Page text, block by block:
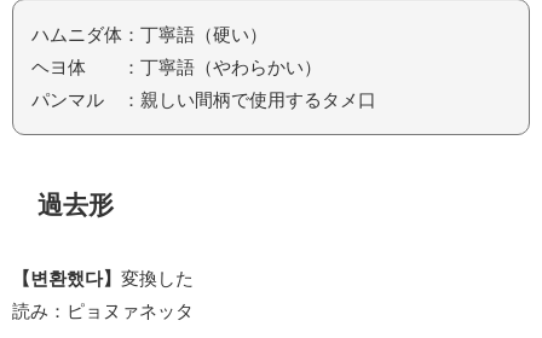
ハムニダ体：丁寧語（硬い）
ヘヨ体 ：丁寧語（やわらかい）
パンマル ：親しい間柄で使用するタメ口
過去形
【변환했다】 変換した
読み：ピョヌァネッタ